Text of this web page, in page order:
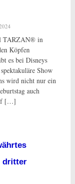
TARZAN® in
Köpfen
es bei Disneys
Show
wird nicht nur ein
auch
[…]
dritter